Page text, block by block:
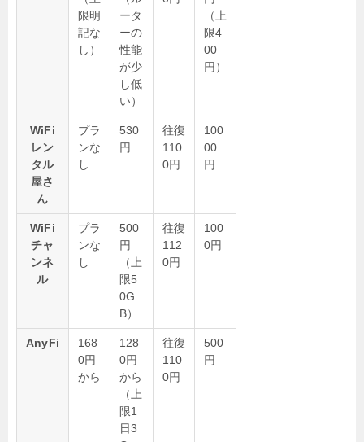
限明
記な
し）
ータ
ーの
性能
が少
し低
い）
（上
限4
00
円）
WiFi
レン
タル
屋さ
ん
プラ
ンな
し
530
円
往復
110
0円
100
00
円
WiFi
チャ
ンネ
ル
プラ
ンな
し
500
円
（上
限5
0G
B）
往復
112
0円
100
0円
AnyFi
168
0円
から
128
0円
から
（上
限1
日3
往復
110
0円
500
円